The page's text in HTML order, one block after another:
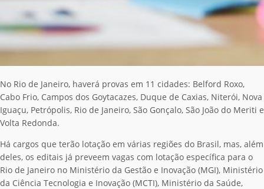
No Rio de Janeiro, haverá provas em 11 cidades: Belford Roxo,
Cabo Frio, Campos dos Goytacazes, Duque de Caxias, Niterói, Nova
Iguaçu, Petrópolis, Rio de Janeiro, São Gonçalo, São João do Meriti e
Volta Redonda.
Há cargos que terão lotação em várias regiões do Brasil, mas, além
deles, os editais já preveem vagas com lotação específica para o
Rio de Janeiro no Ministério da Gestão e Inovação (MGI), Ministério
da Ciência Tecnologia e Inovação (MCTI), Ministério da Saúde,